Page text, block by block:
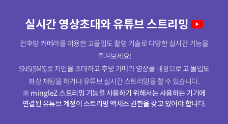
실시간 영상초대와 유튜브 스트리밍
전후방 카메라를 이용한 고몰입도 촬영 기술로 다양한 실시간 기능을
즐겨보세요!
SNS(SMS)로 지인을 초대하고 후방 카메라 영상을 배경으로 고 몰입도
화상 채팅을 하거나 유튜브 실시간 스트리밍을 할 수 있습니다.
※ mingleZ 스트리밍 기능을 사용하기 위해서는 사용하는 기기에
연결된 유튜브 계정이 스트리밍 액세스 권한을 갖고 있어야 합니다.